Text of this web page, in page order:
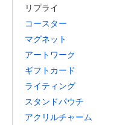
リプライ
コースター
マグネット
アートワーク
ギフトカード
ライティング
スタンドパウチ
アクリルチャーム